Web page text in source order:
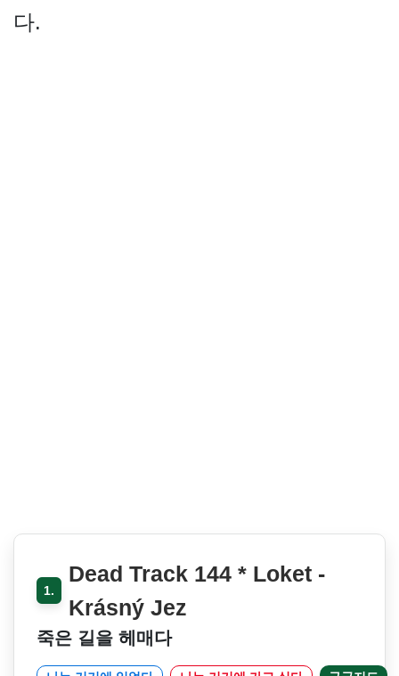
다.
1.
Dead Track 144 * Loket -
Krásný Jez
죽은 길을 헤매다